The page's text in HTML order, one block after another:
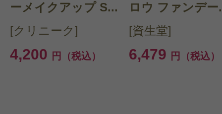
ーメイクアップ S...
[クリニーク]
4,200 円（税込）
ロウ ファンデー
[資生堂]
6,479 円（税込）